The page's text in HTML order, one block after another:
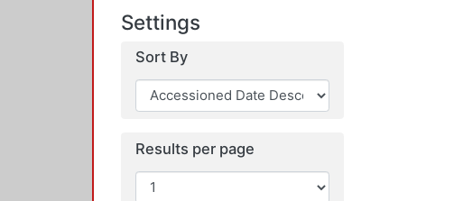
Settings
Sort By
Results per page